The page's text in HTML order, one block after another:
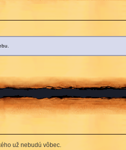
už nebudú vôbec.